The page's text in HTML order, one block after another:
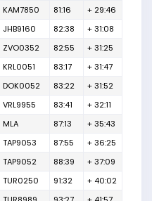
KAM7850 81:16
+ 29:46
JHB9160 82:38
+ 31:08
ZVO0352 82:55
+ 31:25
KRL0051 83:17
+ 31:47
DOK0052 83:22
+ 31:52
VRL9955 83:41
+ 32:11
MLA 87:13
+ 35:43
TAP9053 87:55
+ 36:25
TAP9052 88:39
+ 37:09
TUR0250 91:32
+ 40:02